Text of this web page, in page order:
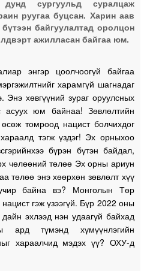
сургуульд суралцаж
руугаа буцсан. Харин аав
байгуулалтад оролцон
ажилласан байгаа юм.
энгэр цоолчоогүй байгаа
харамгүй шагнадаг
хөвгүүний зураг оруулсных
асуух юм байнаа! Зөвлөлтийн
томроод нацист болчихдог
тэгж үздэг! Эх орныхоо
бүрэн бүтэн байдал,
чөлөөний төлөө Эх орны ариун
төлөө энэ хөөрхөн зөвлөлт хүү
байна вэ? Монголын Төр
гэж үзээгүй. Бүр 2022 оны
эхлээд нэн удаагүй байхад
ард түмэнд хүмүүнлэгийн
хараалчид мэдэх үү? ОХУ-д